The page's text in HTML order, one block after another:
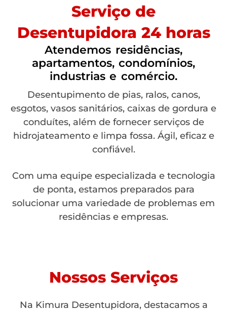
Serviço de
Desentupidora 24 horas
Atendemos residências,
apartamentos, condomínios,
industrias e comércio.
Desentupimento de pias, ralos, canos,
esgotos, vasos sanitários, caixas de gordura e
conduítes, além de fornecer serviços de
hidrojateamento e limpa fossa. Ágil, eficaz e
confiável.
Com uma equipe especializada e tecnologia
de ponta, estamos preparados para
solucionar uma variedade de problemas em
residências e empresas.
Nossos Serviços
Na Kimura Desentupidora, destacamos a